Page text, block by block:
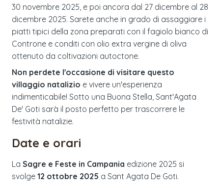
30 novembre 2025, e poi ancora dal 27 dicembre al 28
dicembre 2025. Sarete anche in grado di assaggiare i
piatti tipici della zona preparati con il fagiolo bianco di
Controne e conditi con olio extra vergine di oliva
ottenuto da coltivazioni autoctone.
Non perdete l'occasione di visitare questo
villaggio natalizio e vivere un'esperienza
indimenticabile! Sotto una Buona Stella, Sant'Agata
De' Goti sarà il posto perfetto per trascorrere le
festività natalizie.
Date e orari
La Sagre e Feste in Campania edizione 2025 si
svolge 12 ottobre 2025 a Sant Agata De Goti.